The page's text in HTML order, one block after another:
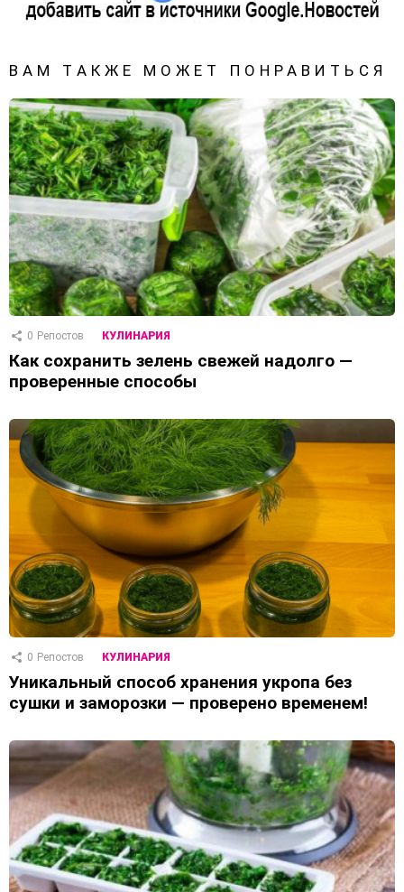
ВАМ ТАКЖЕ МОЖЕТ ПОНРАВИТЬСЯ
0 Репостов КУЛИНАРИЯ
Как сохранить зелень свежей надолго —
проверенные способы
0 Репостов КУЛИНАРИЯ
Уникальный способ хранения укропа без
сушки и заморозки — проверено временем!